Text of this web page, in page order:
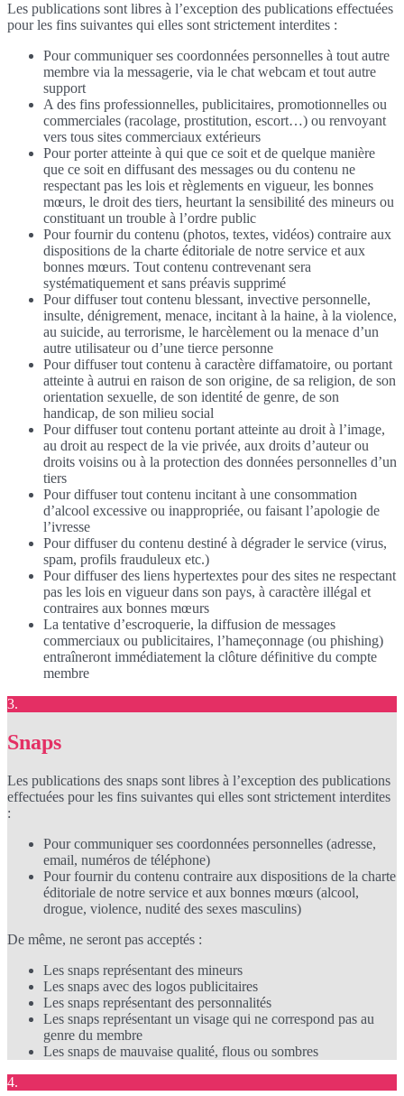
Les publications sont libres à l’exception des publications effectuées
pour les fins suivantes qui elles sont strictement interdites :
Pour communiquer ses coordonnées personnelles à tout autre
membre via la messagerie, via le chat webcam et tout autre
support
A des fins professionnelles, publicitaires, promotionnelles ou
commerciales (racolage, prostitution, escort…) ou renvoyant
vers tous sites commerciaux extérieurs
Pour porter atteinte à qui que ce soit et de quelque manière
que ce soit en diffusant des messages ou du contenu ne
respectant pas les lois et règlements en vigueur, les bonnes
mœurs, le droit des tiers, heurtant la sensibilité des mineurs ou
constituant un trouble à l’ordre public
Pour fournir du contenu (photos, textes, vidéos) contraire aux
dispositions de la charte éditoriale de notre service et aux
bonnes mœurs. Tout contenu contrevenant sera
systématiquement et sans préavis supprimé
Pour diffuser tout contenu blessant, invective personnelle,
insulte, dénigrement, menace, incitant à la haine, à la violence,
au suicide, au terrorisme, le harcèlement ou la menace d’un
autre utilisateur ou d’une tierce personne
Pour diffuser tout contenu à caractère diffamatoire, ou portant
atteinte à autrui en raison de son origine, de sa religion, de son
orientation sexuelle, de son identité de genre, de son
handicap, de son milieu social
Pour diffuser tout contenu portant atteinte au droit à l’image,
au droit au respect de la vie privée, aux droits d’auteur ou
droits voisins ou à la protection des données personnelles d’un
tiers
Pour diffuser tout contenu incitant à une consommation
d’alcool excessive ou inappropriée, ou faisant l’apologie de
l’ivresse
Pour diffuser du contenu destiné à dégrader le service (virus,
spam, profils frauduleux etc.)
Pour diffuser des liens hypertextes pour des sites ne respectant
pas les lois en vigueur dans son pays, à caractère illégal et
contraires aux bonnes mœurs
La tentative d’escroquerie, la diffusion de messages
commerciaux ou publicitaires, l’hameçonnage (ou phishing)
entraîneront immédiatement la clôture définitive du compte
membre
3.
Snaps
Les publications des snaps sont libres à l’exception des publications
effectuées pour les fins suivantes qui elles sont strictement interdites
:
Pour communiquer ses coordonnées personnelles (adresse,
email, numéros de téléphone)
Pour fournir du contenu contraire aux dispositions de la charte
éditoriale de notre service et aux bonnes mœurs (alcool,
drogue, violence, nudité des sexes masculins)
De même, ne seront pas acceptés :
Les snaps représentant des mineurs
Les snaps avec des logos publicitaires
Les snaps représentant des personnalités
Les snaps représentant un visage qui ne correspond pas au
genre du membre
Les snaps de mauvaise qualité, flous ou sombres
4.